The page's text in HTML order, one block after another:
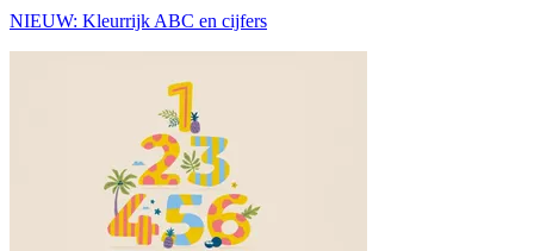
NIEUW: Kleurrijk ABC en cijfers